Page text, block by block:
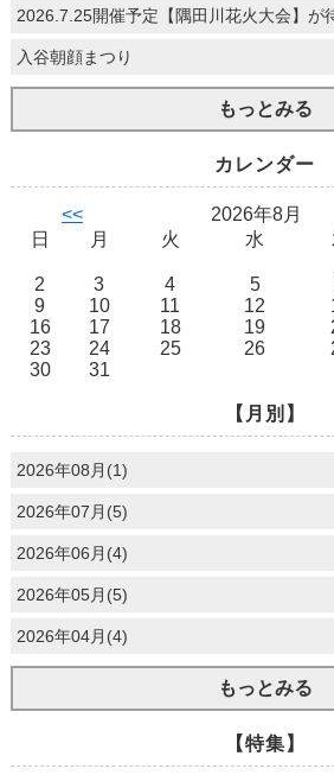
2026.7.25開催予定【隅田川花火大会】が
入谷朝顔まつり
もっとみる
カレンダー
<<
2026年8月
日
月 火 水
2
3 4 5
9
10 11 12
16
17 18 19
23
24 25 26
30
31
【月別】
2026年08月(1)
2026年07月(5)
2026年06月(4)
2026年05月(5)
2026年04月(4)
もっとみる
【特集】